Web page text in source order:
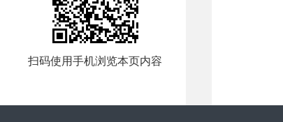
扫码使用手机浏览本页内容